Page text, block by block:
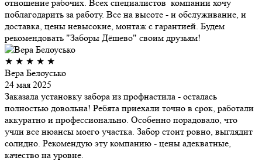
отношение рабочих. Всех специалистов компании хочу
поблагодарить за работу. Все на высоте - и обслуживание, и
доставка, цены невысокие, монтаж с гарантией. Будем
рекомендовать "Заборы Дёшево" своим друзьям!
★ ★ ★ ★ ★
Вера Белоусько
24 мая 2025
Заказала установку забора из профнастила - осталась
полностью довольна! Ребята приехали точно в срок, работали
аккуратно и профессионально. Особенно порадовало, что
учли все нюансы моего участка. Забор стоит ровно, выглядит
солидно. Рекомендую эту компанию - цены адекватные,
качество на уровне.